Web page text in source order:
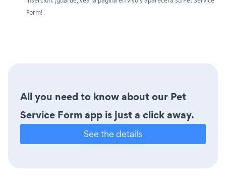
Form!
All you need to know about our Pet
Service Form app is just a click away.
See the details